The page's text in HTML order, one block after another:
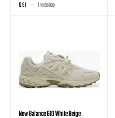
€ 91 1 webshop
New Balance 610 White Beige